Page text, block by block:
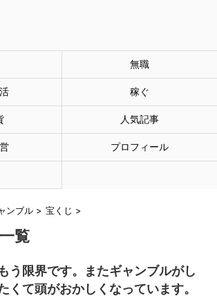
無職
稼ぐ
人気記事
プロフィール
ンブル > 宝くじ >
覧
もう限界です。またギャンブルがし
くて頭がおかしくなっています。